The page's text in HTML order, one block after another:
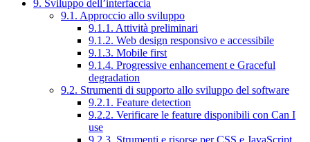
9. Sviluppo dell’interfaccia
9.1. Approccio allo sviluppo
9.1.1. Attività preliminari
9.1.2. Web design responsivo e accessibile
9.1.3. Mobile first
9.1.4. Progressive enhancement e Graceful
degradation
9.2. Strumenti di supporto allo sviluppo del software
9.2.1. Feature detection
9.2.2. Verificare le feature disponibili con Can I
use
9.2.3. Strumenti e risorse per CSS e JavaScript